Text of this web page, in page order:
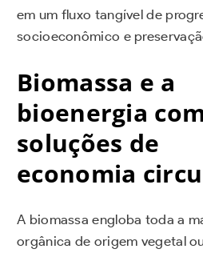
em um fluxo tangível de
socioeconômico e
Biomassa e a
bioenergia
soluções de
economia
A biomassa engloba toda a
orgânica de origem vegetal